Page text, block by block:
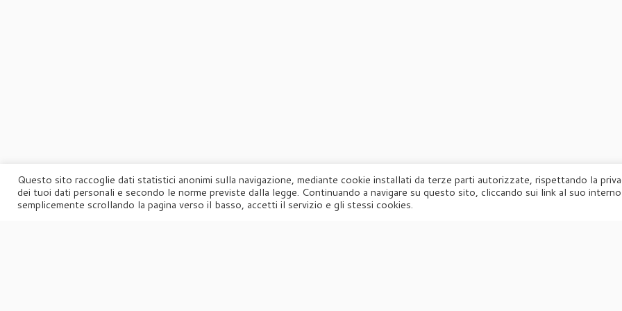
© 2026 Agorà Powered by Designed con il
Questo sito raccoglie dati statistici anonimi sulla navigazione, mediante cookie installati da terze parti autorizzate, rispettando la
dei tuoi dati personali e secondo le norme previste dalla legge. Continuando a navigare su questo sito, cliccando sui link al suo
semplicemente scrollando la pagina verso il basso, accetti il servizio e gli stessi cookies.